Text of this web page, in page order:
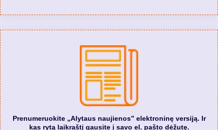
Prenumeruokite „Alytaus naujienos” elektroninę versiją. Ir
kas rytą laikraštį gausite į savo el. pašto dėžutę.